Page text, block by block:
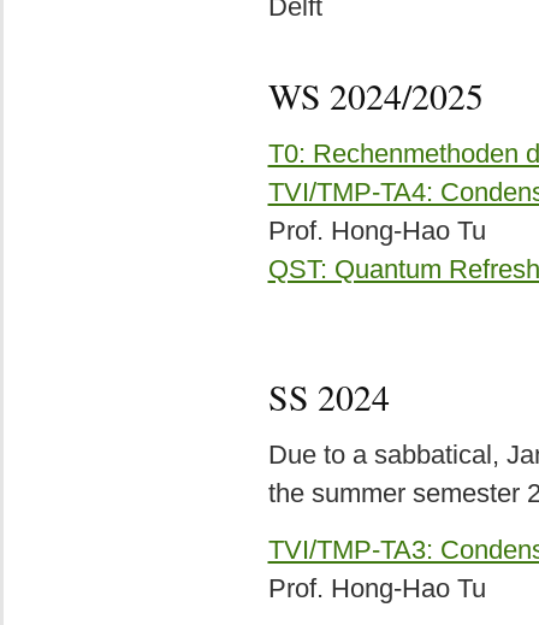
Delft
WS 2024/2025
T0: Rechenmethoden
TVI/TMP-TA4:
Prof. Hong-Hao Tu
QST: Quantum
SS 2024
Due to a sabbatical,
the summer semester
TVI/TMP-TA3:
Prof. Hong-Hao Tu